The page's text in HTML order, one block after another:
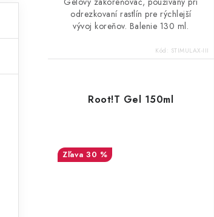
odrezkovaní rastlín pre rýchlejší
vývoj koreňov. Balenie 130 ml.
Kód: STIMULAX-III
Root!T Gel 150ml
30 %